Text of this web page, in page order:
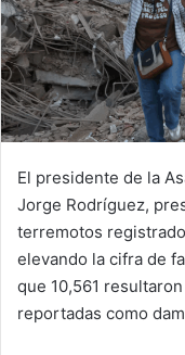
El presidente de la
Jorge Rodríguez,
terremotos
elevando la cifra de
que 10,561
reportadas como